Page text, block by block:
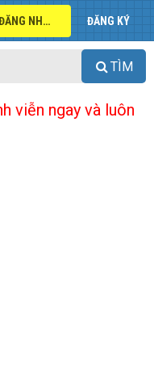
ĐĂNG NHẬP ĐĂNG KÝ
TÌM
viễn ngay và luôn